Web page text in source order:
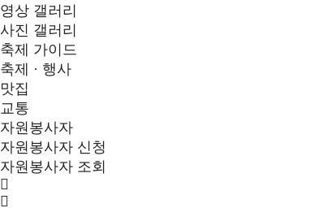
영상 갤러리
사진 갤러리
축제 가이드
축제 · 행사
맛집
교통
자원봉사자
자원봉사자 신청
자원봉사자 조회